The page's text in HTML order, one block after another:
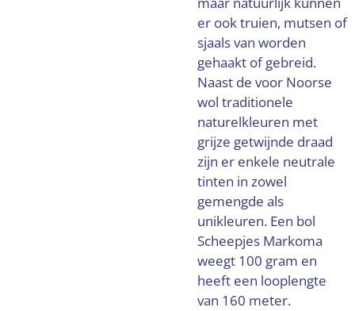
er ook truien, mutsen of
sjaals van worden
gehaakt of gebreid.
Naast de voor Noorse
wol traditionele
naturelkleuren met
grijze getwijnde draad
zijn er enkele neutrale
tinten in zowel
gemengde als
unikleuren. Een bol
Scheepjes Markoma
weegt 100 gram en
heeft een looplengte
van 160 meter.